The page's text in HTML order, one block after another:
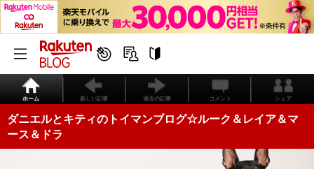
ホーム 新しい記事 過去の記事 コメント シェア
ダニエルとキティのトイマンブログ☆ルーク＆レイア＆マ
ース＆ドラ